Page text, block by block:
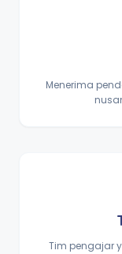
Menerima
Tim pengajar